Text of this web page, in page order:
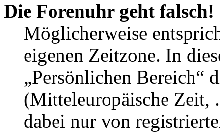
Die Forenuhr geht falsch!
Möglicherweise
eigenen Zeitzone. In
„Persönlichen Bereich“
(Mitteleuropäische Zeit,
dabei nur von